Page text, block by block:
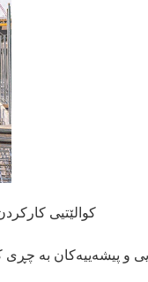
کوالێتیی